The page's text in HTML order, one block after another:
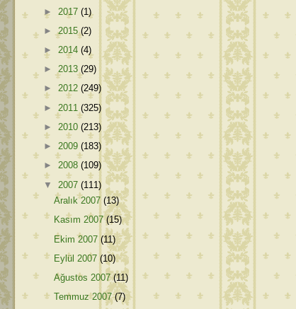
► 2017 (1)
►2015(2)
► 2014 (4)
► 2013 (29)
► 2012 (249)
► 2011 (325)
► 2010 (213)
► 2009 (183)
► 2008 (109)
▼ 2007 (111)
Aralık 2007(13)
Kasım 2007(15)
Ekim 2007(11)
Eylül 2007(10)
Ağustos 2007(11)
Temmuz 2007(7)